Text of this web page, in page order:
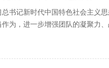
书记新时代中国特色社会主义
为，进一步增强团队的凝聚力